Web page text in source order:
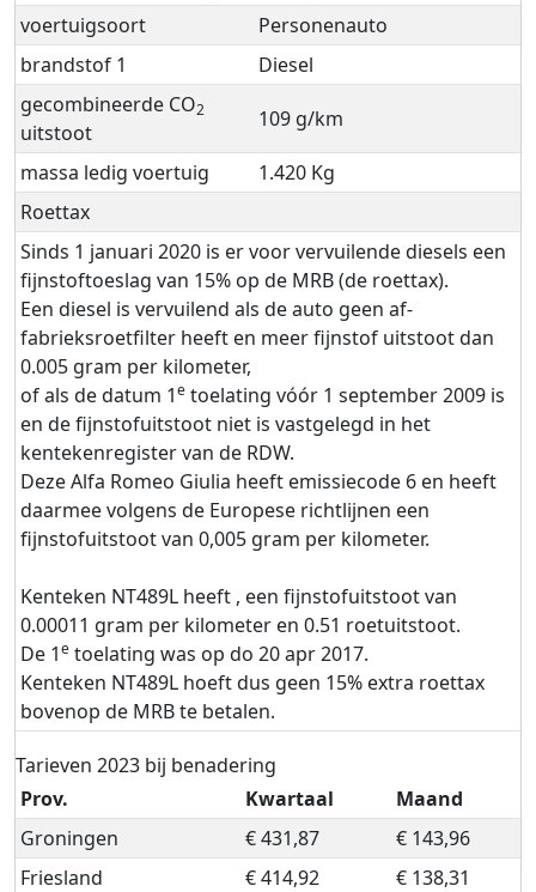
voertuigsoort
Personenauto
brandstof 1
Diesel
gecombineerde CO2
uitstoot
109 g/km
massa ledig voertuig
1.420 Kg
Roettax
Sinds 1 januari 2020 is er voor vervuilende diesels een
fijnstoftoeslag van 15% op de MRB (de roettax).
Een diesel is vervuilend als de auto geen af-
fabrieksroetfilter heeft en meer fijnstof uitstoot dan
0.005 gram per kilometer,
of als de datum 1e toelating vóór 1 september 2009 is
en de fijnstofuitstoot niet is vastgelegd in het
kentekenregister van de RDW.
Deze Alfa Romeo Giulia heeft emissiecode 6 en heeft
daarmee volgens de Europese richtlijnen een
fijnstofuitstoot van 0,005 gram per kilometer.
Kenteken NT489L heeft , een fijnstofuitstoot van
0.00011 gram per kilometer en 0.51 roetuitstoot.
De 1e toelating was op do 20 apr 2017.
Kenteken NT489L hoeft dus geen 15% extra roettax
bovenop de MRB te betalen.
Tarieven 2023 bij benadering
Prov.
Kwartaal
Maand
Groningen
€ 431,87
€ 143,96
Friesland
€ 414,92
€ 138,31